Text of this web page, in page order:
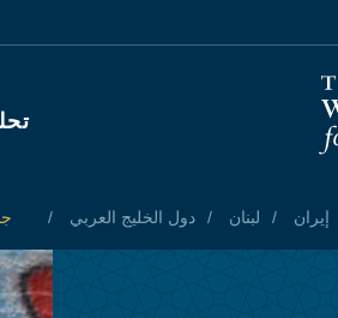
إيران لبنان دول الخليج العربي